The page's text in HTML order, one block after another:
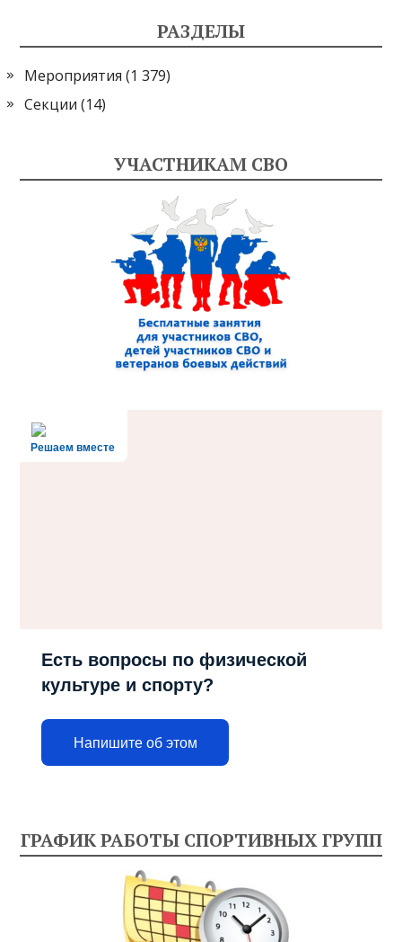
РАЗДЕЛЫ
Мероприятия (1 379)
Секции (14)
УЧАСТНИКАМ СВО
Решаем вместе
Есть вопросы по физической
культуре и спорту?
Напишите об этом
ГРАФИК РАБОТЫ СПОРТИВНЫХ ГРУПП